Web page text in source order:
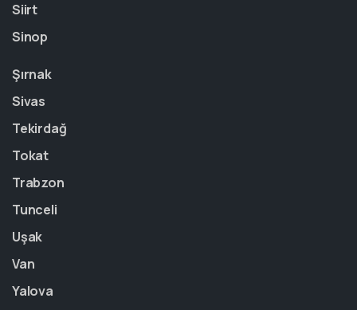
Siirt
Sinop
Şırnak
Sivas
Tekirdağ
Tokat
Trabzon
Tunceli
Uşak
Van
Yalova